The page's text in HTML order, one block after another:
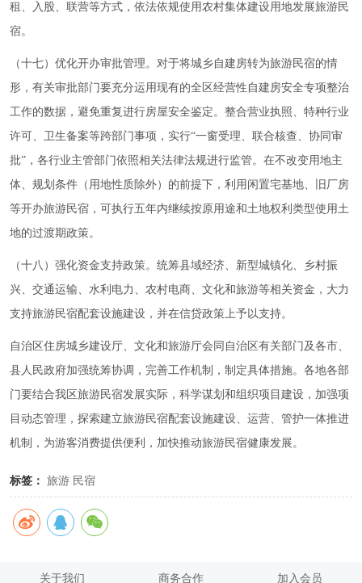
租、入股、联营等方式，依法依规使用农村集体建设用地发展旅游民
宿。
（十七）优化开办审批管理。对于将城乡自建房转为旅游民宿的情
形，有关审批部门要充分运用现有的全区经营性自建房安全专项整治
工作的数据，避免重复进行房屋安全鉴定。整合营业执照、特种行业
许可、卫生备案等跨部门事项，实行“一窗受理、联合核查、协同审
批”，各行业主管部门依照相关法律法规进行监管。在不改变用地主
体、规划条件（用地性质除外）的前提下，利用闲置宅基地、旧厂房
等开办旅游民宿，可执行五年内继续按原用途和土地权利类型使用土
地的过渡期政策。
（十八）强化资金支持政策。统筹县域经济、新型城镇化、乡村振
兴、交通运输、水利电力、农村电商、文化和旅游等相关资金，大力
支持旅游民宿配套设施建设，并在信贷政策上予以支持。
自治区住房城乡建设厅、文化和旅游厅会同自治区有关部门及各市、
县人民政府加强统筹协调，完善工作机制，制定具体措施。各地各部
门要结合我区旅游民宿发展实际，科学谋划和组织项目建设，加强项
目动态管理，探索建立旅游民宿配套设施建设、运营、管护一体推进
机制，为游客消费提供便利，加快推动旅游民宿健康发展。
标签： 旅游 民宿
关于我们 商务合作 加入会员